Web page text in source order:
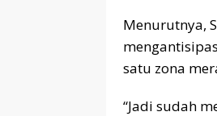
Menurutnya,
satu zona
“Jadi sudah